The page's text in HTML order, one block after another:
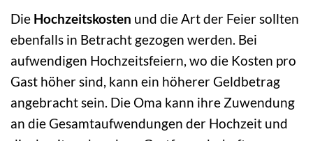
Die Hochzeitskosten und die Art der Feier sollten
ebenfalls in Betracht gezogen werden. Bei
aufwendigen Hochzeitsfeiern, wo die Kosten pro
Gast höher sind, kann ein höherer Geldbetrag
angebracht sein. Die Oma kann ihre Zuwendung
an die Gesamtaufwendungen der Hochzeit und